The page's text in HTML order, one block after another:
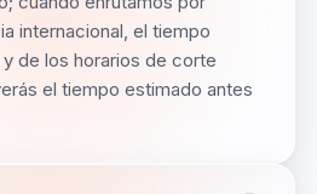
internacional, el tiempo
de los horarios de corte
el tiempo estimado antes